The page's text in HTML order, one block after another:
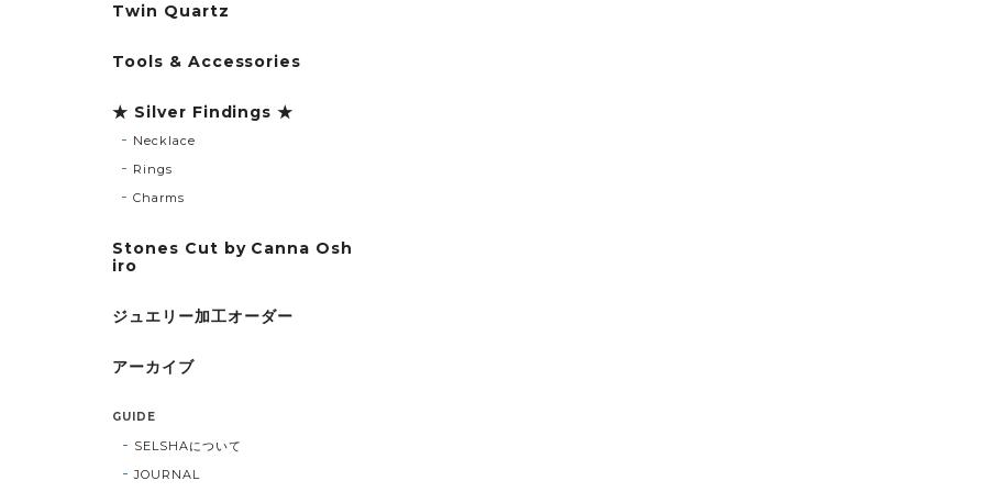
Twin Quartz
Tools & Accessories
★ Silver Findings ★
Necklace
Rings
Charms
Stones Cut by Canna Osh
iro
ジュエリー加工オーダー
アーカイブ
GUIDE
SELSHAについて
JOURNAL